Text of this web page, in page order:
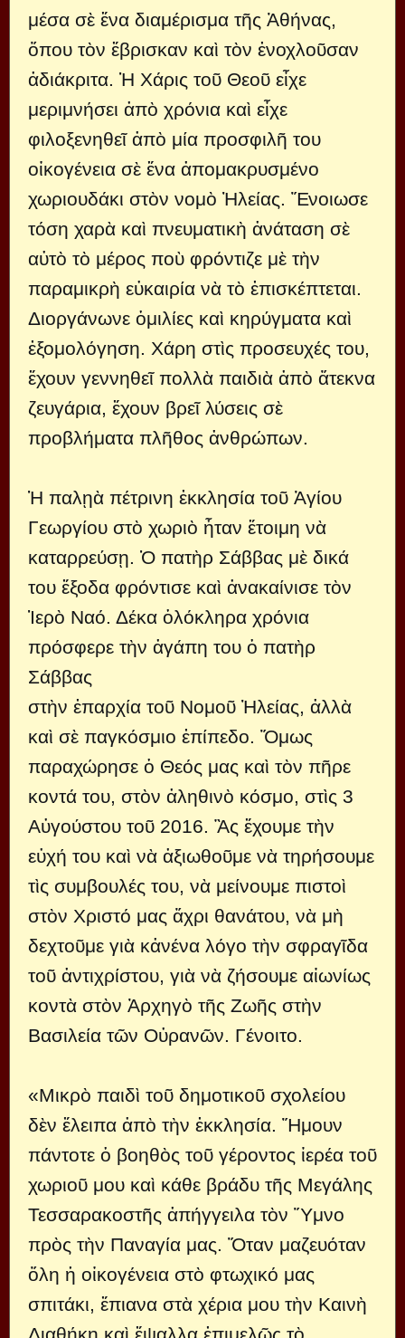
μέσα σὲ ἕνα διαμέρισμα τῆς Ἀθήνας,
ὅπου τὸν ἔβρισκαν καὶ τὸν ἐνοχλοῦσαν
ἀδιάκριτα. Ἡ Χάρις τοῦ Θεοῦ εἶχε
μεριμνήσει ἀπὸ χρόνια καὶ εἶχε
φιλοξενηθεῖ ἀπὸ μία προσφιλῆ του
οἰκογένεια σὲ ἕνα ἀπομακρυσμένο
χωριουδάκι στὸν νομὸ Ἠλείας. Ἔνοιωσε
τόση χαρὰ καὶ πνευματικὴ ἀνάταση σὲ
αὐτὸ τὸ μέρος ποὺ φρόντιζε μὲ τὴν
παραμικρὴ εὐκαιρία νὰ τὸ ἐπισκέπτεται.
Διοργάνωνε ὁμιλίες καὶ κηρύγματα καὶ
ἐξομολόγηση. Χάρη στὶς προσευχές του,
ἔχουν γεννηθεῖ πολλὰ παιδιὰ ἀπὸ ἄτεκνα
ζευγάρια, ἔχουν βρεῖ λύσεις σὲ
προβλήματα πλῆθος ἀνθρώπων.
Ἡ παλῃὰ πέτρινη ἐκκλησία τοῦ Ἁγίου
Γεωργίου στὸ χωριὸ ἦταν ἕτοιμη νὰ
καταρρεύσῃ. Ὁ πατὴρ Σάββας μὲ δικά
του ἔξοδα φρόντισε καὶ ἀνακαίνισε τὸν
Ἱερὸ Ναό. Δέκα ὁλόκληρα χρόνια
πρόσφερε τὴν ἀγάπη του ὁ πατὴρ
Σάββας
στὴν ἐπαρχία τοῦ Νομοῦ Ἠλείας, ἀλλὰ
καὶ σὲ παγκόσμιο ἐπίπεδο. Ὅμως
παραχώρησε ὁ Θεός μας καὶ τὸν πῆρε
κοντά του, στὸν ἀληθινὸ κόσμο, στὶς 3
Αὐγούστου τοῦ 2016. Ἂς ἔχουμε τὴν
εὐχή του καὶ νὰ ἀξιωθοῦμε νὰ τηρήσουμε
τὶς συμβουλές του, νὰ μείνουμε πιστοὶ
στὸν Χριστό μας ἄχρι θανάτου, νὰ μὴ
δεχτοῦμε γιὰ κἀνένα λόγο τὴν σφραγῖδα
τοῦ ἀντιχρίστου, γιὰ νὰ ζήσουμε αἰωνίως
κοντὰ στὸν Ἀρχηγὸ τῆς Ζωῆς στὴν
Βασιλεία τῶν Οὐρανῶν. Γένοιτο.
«Μικρὸ παιδὶ τοῦ δημοτικοῦ σχολείου
δὲν ἔλειπα ἀπὸ τὴν ἐκκλησία. Ἤμουν
πάντοτε ὁ βοηθὸς τοῦ γέροντος ἱερέα τοῦ
χωριοῦ μου καὶ κάθε βράδυ τῆς Μεγάλης
Τεσσαρακοστῆς ἀπήγγειλα τὸν Ὕμνο
πρὸς τὴν Παναγία μας. Ὅταν μαζευόταν
ὅλη ἡ οἰκογένεια στὸ φτωχικό μας
σπιτάκι, ἔπιανα στὰ χέρια μου τὴν Καινὴ